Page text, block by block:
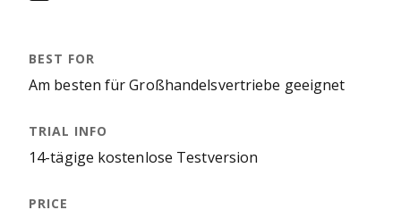
Am besten für Großhandelsvertriebe geeignet
14-tägige kostenlose Testversion